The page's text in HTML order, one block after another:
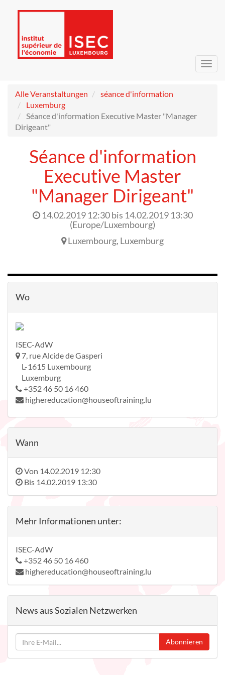
Alle Veranstaltungen
séance d'information
Luxemburg
Séance d'information Executive Master "Manager
Dirigeant"
Séance d'information
Executive Master
"Manager Dirigeant"
14.02.2019 12:30bis 14.02.2019 13:30
(Europe/Luxembourg)
Luxembourg, Luxemburg
Wo
ISEC-AdW
7, rue Alcide de Gasperi
L-1615 Luxembourg
Luxemburg
+352 46 50 16 460
highereducation@houseoftraining.lu
Wann
Von 14.02.2019 12:30
Bis 14.02.2019 13:30
Mehr Informationen unter:
ISEC-AdW
+352 46 50 16 460
highereducation@houseoftraining.lu
News aus Sozialen Netzwerken
Abonnieren